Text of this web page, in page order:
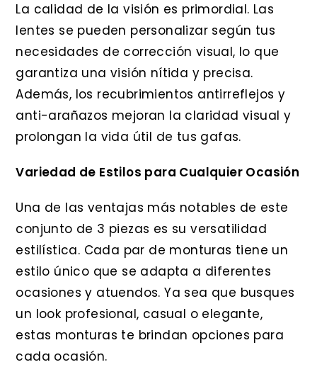
La calidad de la visión es primordial. Las
lentes se pueden personalizar según tus
necesidades de corrección visual, lo que
garantiza una visión nítida y precisa.
Además, los recubrimientos antirreflejos y
anti-arañazos mejoran la claridad visual y
prolongan la vida útil de tus gafas.
Variedad de Estilos para Cualquier Ocasión
Una de las ventajas más notables de este
conjunto de 3 piezas es su versatilidad
estilística. Cada par de monturas tiene un
estilo único que se adapta a diferentes
ocasiones y atuendos. Ya sea que busques
un look profesional, casual o elegante,
estas monturas te brindan opciones para
cada ocasión.